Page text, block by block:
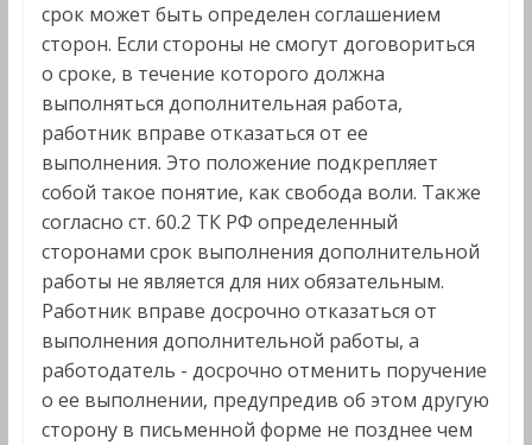
срок может быть определен соглашением
сторон. Если стороны не смогут договориться
о сроке, в течение которого должна
выполняться дополнительная работа,
работник вправе отказаться от ее
выполнения. Это положение подкрепляет
собой такое понятие, как свобода воли. Также
согласно ст. 60.2 ТК РФ определенный
сторонами срок выполнения дополнительной
работы не является для них обязательным.
Работник вправе досрочно отказаться от
выполнения дополнительной работы, а
работодатель - досрочно отменить поручение
о ее выполнении, предупредив об этом другую
сторону в письменной форме не позднее чем